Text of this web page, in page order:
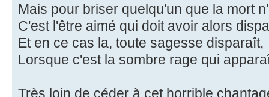
Mais pour briser quelqu'un que la mort
C'est l'être aimé qui doit avoir alors
Et en ce cas la, toute sagesse disparaît,
Lorsque c'est la sombre rage qui
Très loin de céder à cet horrible